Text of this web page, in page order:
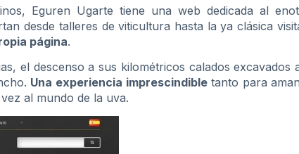
Eguren Ugarte tiene una web dedicada al
desde talleres de viticultura hasta la ya clásica
página.
el descenso a sus kilométricos calados excavados
Una experiencia imprescindibletanto para
al mundo de la uva.